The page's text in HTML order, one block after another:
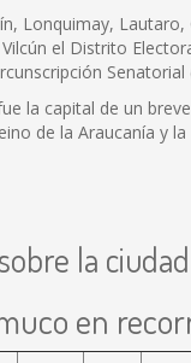
Lonquimay, Lautaro,
el Distrito
la capital de un
de la Araucanía y
la
en